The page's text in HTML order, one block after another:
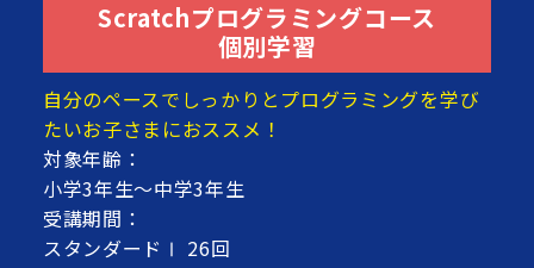
Scratchプログラミングコース
個別学習
自分のペースでしっかりとプログラミングを学び
たいお子さまにおススメ！
対象年齢：
小学3年生～中学3年生
受講期間：
スタンダードⅠ 26回